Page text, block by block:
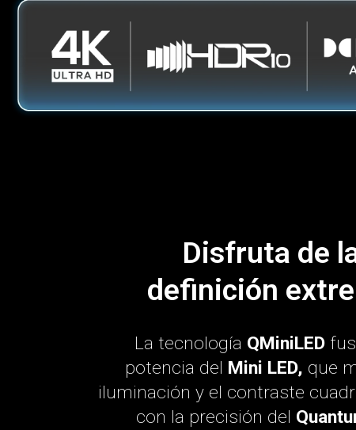
Disfruta de
definición
La tecnología QMiniLED
potencia del Mini LED, que
iluminación y el contraste
con la precisión del